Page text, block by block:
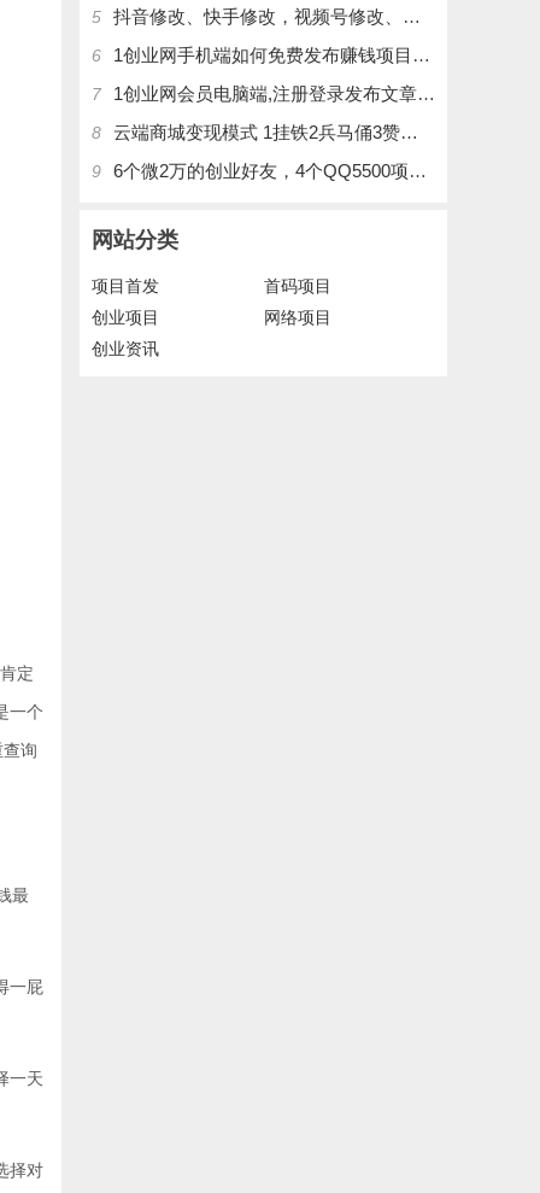
定
一个
询
最
一屁
一天
择对
5 抖音修改、快手修改，视频号修改、大屏修改|橱窗修改|抖店修改|、招代理可单独购买
6 1创业网手机端如何免费发布赚钱项目文章
7 1创业网会员电脑端,注册登录发布文章,操作介绍
8 云端商城变现模式 1挂铁2兵马俑3赞刷4涨粉，带你玩.赚风口项日
9 6个微2万的创业好友，4个QQ5500项目好友，QQ每天在线人数2400人、承接朋友圈广告投放
网站分类
项目首发
首码项目
创业项目
网络项目
创业资讯